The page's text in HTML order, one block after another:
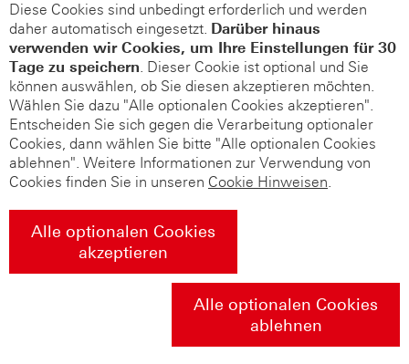
Diese Cookies sind unbedingt erforderlich und werden
daher automatisch eingesetzt. Darüber hinaus
verwenden wir Cookies, um Ihre Einstellungen für 30
Tage zu speichern. Dieser Cookie ist optional und Sie
können auswählen, ob Sie diesen akzeptieren möchten.
Wählen Sie dazu "Alle optionalen Cookies akzeptieren".
Entscheiden Sie sich gegen die Verarbeitung optionaler
Cookies, dann wählen Sie bitte "Alle optionalen Cookies
ablehnen". Weitere Informationen zur Verwendung von
Cookies finden Sie in unseren Cookie Hinweisen.
Alle optionalen Cookies
akzeptieren
Alle optionalen Cookies
ablehnen